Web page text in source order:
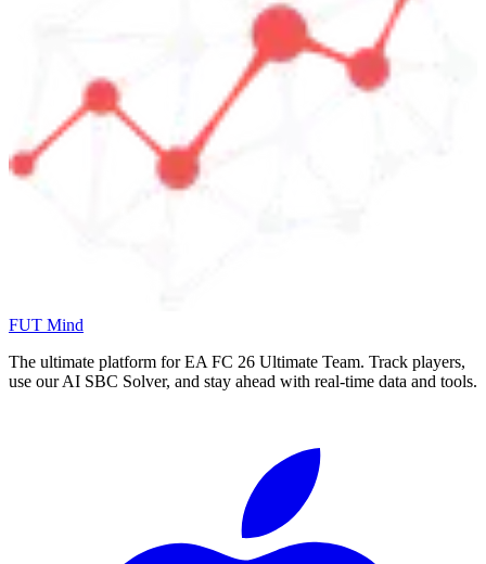
FUT Mind
The ultimate platform for EA FC 26 Ultimate Team. Track players,
use our AI SBC Solver, and stay ahead with real-time data and tools.